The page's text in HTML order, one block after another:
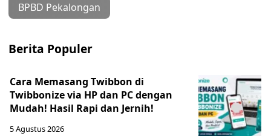
BPBD Pekalongan
Berita Populer
Cara Memasang Twibbon di
Twibbonize via HP dan PC dengan
Mudah! Hasil Rapi dan Jernih!
5 Agustus 2026